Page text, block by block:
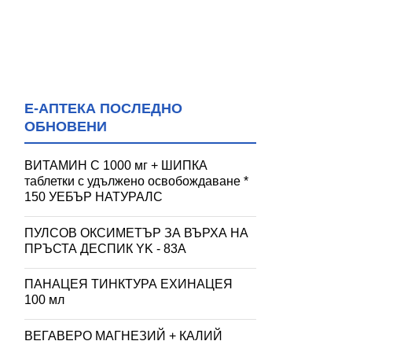
Е-АПТЕКА ПОСЛЕДНО
ОБНОВЕНИ
ВИТАМИН С 1000 мг + ШИПКА
таблетки с удължено освобождаване *
150 УЕБЪР НАТУРАЛС
ПУЛСОВ ОКСИМЕТЪР ЗА ВЪРХА НА
ПРЪСТА ДЕСПИК YK - 83A
ПАНАЦЕЯ ТИНКТУРА ЕХИНАЦЕЯ
100 мл
ВЕГАВЕРО МАГНЕЗИЙ + КАЛИЙ